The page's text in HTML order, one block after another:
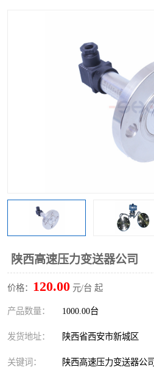
陕西高速压力变送器公司
价格： 120.00 元/台 起
产品数量： 1000.00台
发货地址： 陕西省西安市新城区
关键词： 陕西高速压力变送器公司